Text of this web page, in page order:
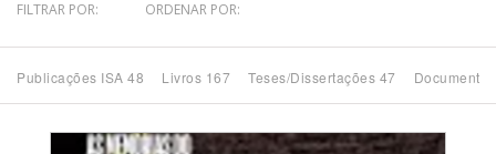
FILTRAR POR: ORDENAR POR:
Publicações ISA 48 Livros 167 Teses/Dissertações 47